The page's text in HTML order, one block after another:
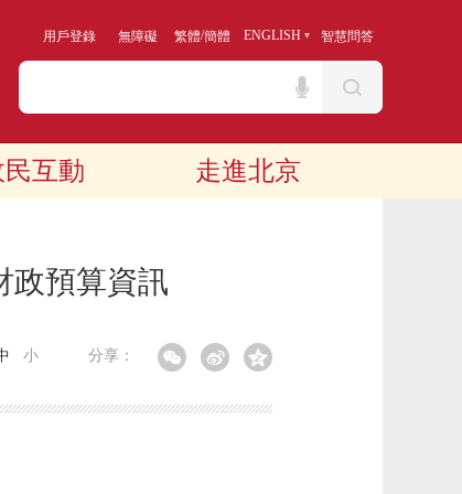
用戶登錄 無障礙 繁體/簡體 ENGLISH 智慧問答
互動 走進北京
政預算資訊
分享：
小